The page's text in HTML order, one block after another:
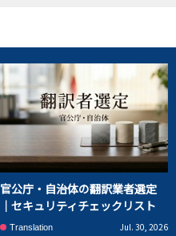
官公庁・自治体の翻訳業者選定
｜セキュリティチェックリスト
Translation Jul. 30, 2026